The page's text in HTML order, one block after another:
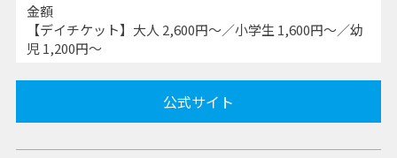
金額
【デイチケット】大人 2,600円～／小学生 1,600円～／幼
児 1,200円～
公式サイト